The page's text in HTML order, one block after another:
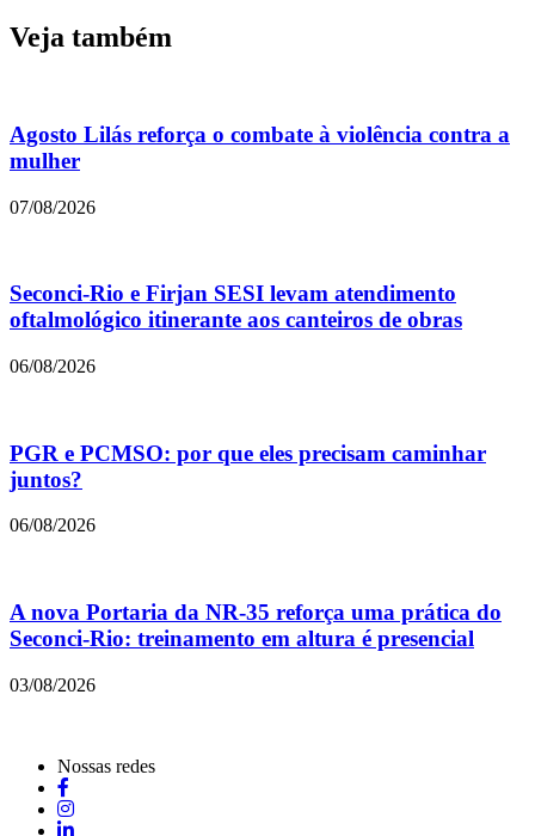
Veja também
Agosto Lilás reforça o combate à violência contra a
mulher
07/08/2026
Seconci-Rio e Firjan SESI levam atendimento
oftalmológico itinerante aos canteiros de obras
06/08/2026
PGR e PCMSO: por que eles precisam caminhar
juntos?
06/08/2026
A nova Portaria da NR-35 reforça uma prática do
Seconci-Rio: treinamento em altura é presencial
03/08/2026
Nossas redes